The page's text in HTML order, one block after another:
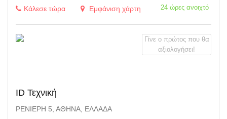
Κάλεσε τώρα
Εμφάνιση χάρτη 24 ώρες ανοιχτό
ID Τεχνική
ΡΕΝΙΈΡΗ 5, ΑΘΉΝΑ, ΕΛΛΆΔΑ
Γίνε ο πρώτος που θα
αξιολογήσει!